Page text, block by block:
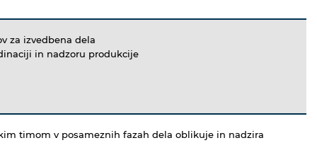
za izvedbena dela
in nadzoru produkcije
timom v posameznih fazah dela oblikuje in nadzira